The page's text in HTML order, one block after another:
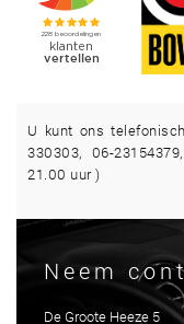
U kunt ons
330303, 06-
21.00 uur )
Neem
De Groote Heeze 5